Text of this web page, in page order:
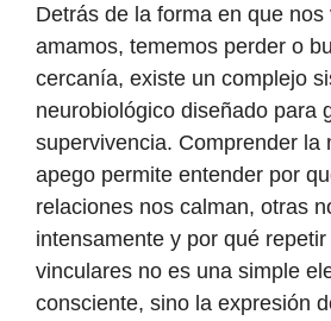
Detrás de la forma en que nos
amamos, tememos perder o
cercanía, existe un complejo
neurobiológico diseñado para
supervivencia. Comprender la
apego permite entender por
relaciones nos calman, otras
intensamente y por qué
vinculares no es una simple
consciente, sino la expresión